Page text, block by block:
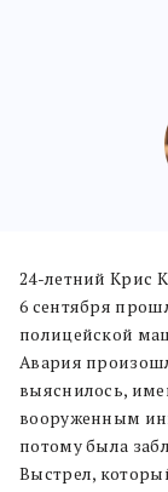
24-летний Крис
6 сентября
полицейской
Авария
выяснилось,
вооруженным
потому была
Выстрел,